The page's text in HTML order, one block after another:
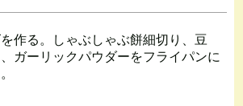
作る。しゃぶしゃぶ餅細切り、豆
ガーリックパウダーをフライパンに